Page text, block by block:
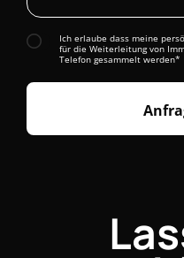
Ich erlaube dass meine
für die Weiterleitung von
Telefon gesammelt werden*